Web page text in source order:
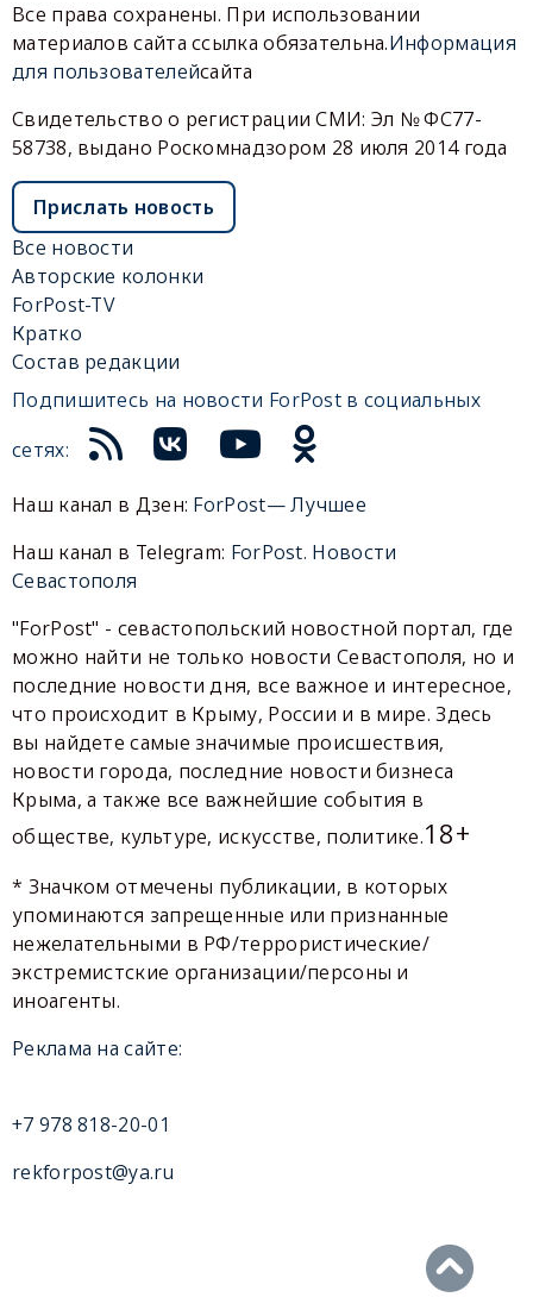
Все права сохранены. При использовании
материалов сайта ссылка обязательна.Информация
для пользователейсайта
Свидетельство о регистрации СМИ: Эл № ФС77-
58738, выдано Роскомнадзором 28 июля 2014 года
Прислать новость
Все новости
Авторские колонки
ForPost-TV
Кратко
Состав редакции
Подпишитесь на новости ForPost в социальных
сетях:
Наш канал в Дзен: ForPost— Лучшее
Наш канал в Telegram: ForPost. Новости
Севастополя
"ForPost" - севастопольский новостной портал, где
можно найти не только новости Севастополя, но и
последние новости дня, все важное и интересное,
что происходит в Крыму, России и в мире. Здесь
вы найдете самые значимые происшествия,
новости города, последние новости бизнеса
Крыма, а также все важнейшие события в
обществе, культуре, искусстве, политике.18+
* Значком отмечены публикации, в которых
упоминаются запрещенные или признанные
нежелательными в РФ/террористические/
экстремистские организации/персоны и
иноагенты.
Реклама на сайте:
+7 978 818-20-01
rekforpost@ya.ru